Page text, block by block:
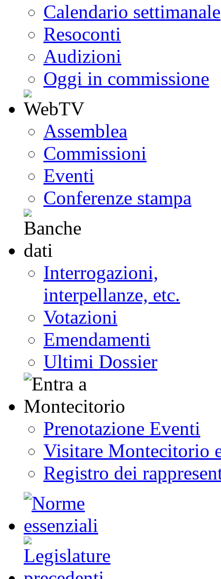
Calendario settimanale
Resoconti
Audizioni
Oggi in commissione
Assemblea
Commissioni
Eventi
Conferenze stampa
Interrogazioni,
interpellanze, etc.
Votazioni
Emendamenti
Ultimi Dossier
Prenotazione Eventi
Visitare Montecitorio
Registro dei